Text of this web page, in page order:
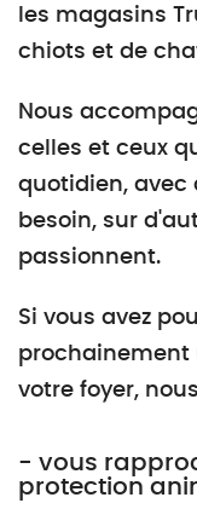
les magasins
chiots et de
Nous
celles et ceux
quotidien, avec
besoin, sur
passionnent.
Si vous avez
prochainement
votre foyer,
- vous
protection